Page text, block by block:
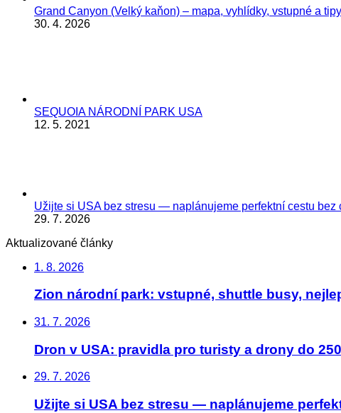
Grand Canyon (Velký kaňon) – mapa, vyhlídky, vstupné a tipy
30. 4. 2026
SEQUOIA NÁRODNÍ PARK USA
12. 5. 2021
Užijte si USA bez stresu — naplánujeme perfektní cestu bez
29. 7. 2026
Aktualizované články
1. 8. 2026
Zion národní park: vstupné, shuttle busy,
31. 7. 2026
Dron v USA: pravidla pro turisty a drony do
29. 7. 2026
Užijte si USA bez stresu — naplánujeme